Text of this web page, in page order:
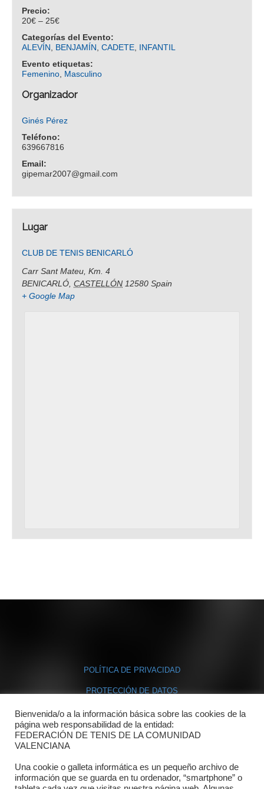
Precio:
20€ – 25€
Categorías del Evento:
ALEVÍN, BENJAMÍN,CADETE, INFANTIL
Evento etiquetas:
Femenino, Masculino
Organizador
Ginés Pérez
Teléfono:
639667816
Email:
gipemar2007@gmail.com
Lugar
CLUB DE TENIS BENICARLÓ
Carr Sant Mateu, Km. 4
BENICARLÓ CASTELLÓN 12580 Spain
+ Google Map
POLÍTICA DE PRIVACIDAD
PROTECCIÓN DE DATOS
POLÍTICA DE COOKIES
Dónde estamos
Bienvenida/o a la información básica sobre las cookies de la
página web responsabilidad de la entidad:
FEDERACIÓN DE TENIS DE LA COMUNIDAD
VALENCIANA
Una cookie o galleta informática es un pequeño archivo de
información que se guarda en tu ordenador, “smartphone” o